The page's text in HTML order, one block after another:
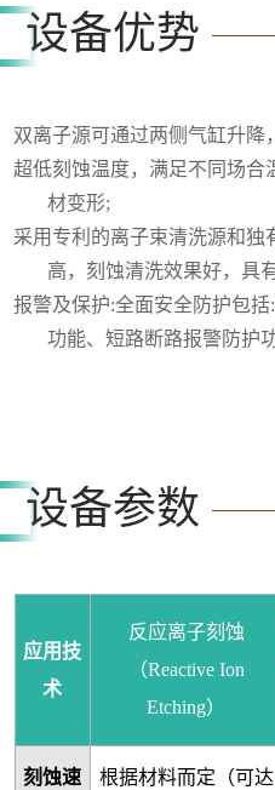
设备优势
双离子源可通过两侧气缸升降
超低刻蚀温度，满足不同场合
材变形;
采用专利的离子束清洗源和
高，刻蚀清洗效果好，具
报警及保护:全面安全防护包
功能、短路断路报警防护
设备参数
应用技
术
反应离子刻蚀
（Reactive Ion
Etching）
刻蚀速
根据材料而定（可达